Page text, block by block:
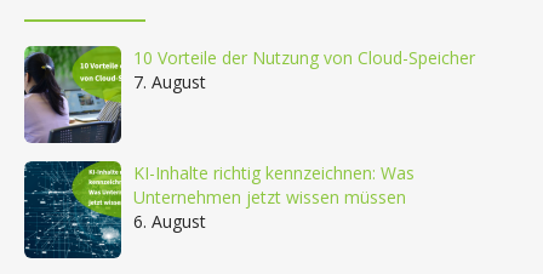
10 Vorteile der Nutzung von Cloud-Speicher
7. August
KI-Inhalte richtig kennzeichnen: Was
Unternehmen jetzt wissen müssen
6. August